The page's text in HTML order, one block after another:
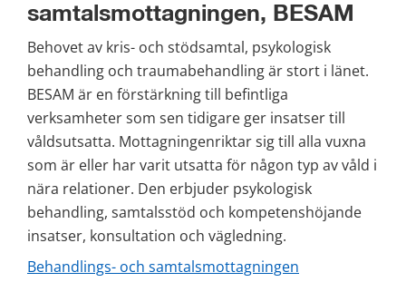
samtalsmottagningen, BESAM
Behovet av kris- och stödsamtal, psykologisk
behandling och traumabehandling är stort i länet.
BESAM är en förstärkning till befintliga
verksamheter som sen tidigare ger insatser till
våldsutsatta. Mottagningenriktar sig till alla vuxna
som är eller har varit utsatta för någon typ av våld i
nära relationer. Den erbjuder psykologisk
behandling, samtalsstöd och kompetenshöjande
insatser, konsultation och vägledning.
Behandlings- och samtalsmottagningen